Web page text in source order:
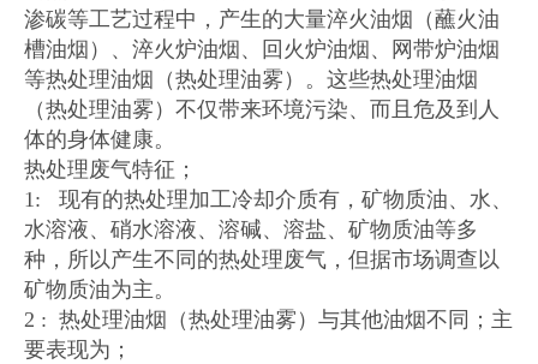
渗碳等工艺过程中，产生的大量淬火油烟（蘸火油
槽油烟）、淬火炉油烟、回火炉油烟、网带炉油烟
等热处理油烟（热处理油雾）。这些热处理油烟
（热处理油雾）不仅带来环境污染、而且危及到人
体的身体健康。
热处理废气特征；
1: 现有的热处理加工冷却介质有，矿物质油、水、
水溶液、硝水溶液、溶碱、溶盐、矿物质油等多
种，所以产生不同的热处理废气，但据市场调查以
矿物质油为主。
2 : 热处理油烟（热处理油雾）与其他油烟不同；主
要表现为；